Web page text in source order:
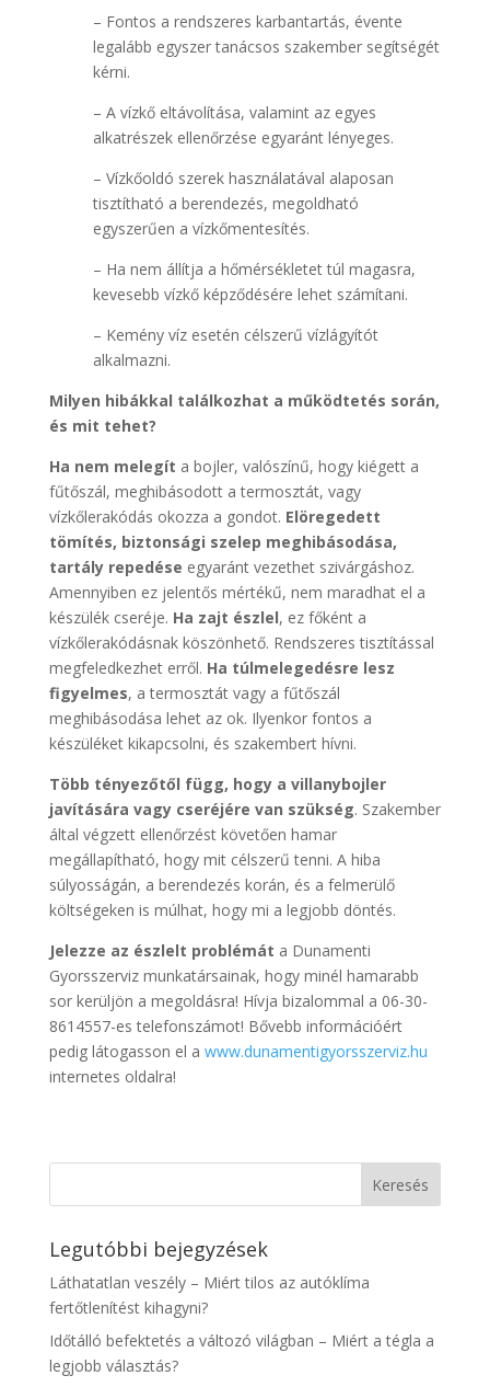
– Fontos a rendszeres karbantartás, évente
legalább egyszer tanácsos szakember segítségét
kérni.
– A vízkő eltávolítása, valamint az egyes
alkatrészek ellenőrzése egyaránt lényeges.
– Vízkőoldó szerek használatával alaposan
tisztítható a berendezés, megoldható
egyszerűen a vízkőmentesítés.
– Ha nem állítja a hőmérsékletet túl magasra,
kevesebb vízkő képződésére lehet számítani.
– Kemény víz esetén célszerű vízlágyítót
alkalmazni.
Milyen hibákkal találkozhat a működtetés során,
és mit tehet?
Ha nem melegít a bojler, valószínű, hogy kiégett a
fűtőszál, meghibásodott a termosztát, vagy
vízkőlerakódás okozza a gondot. Elöregedett
tömítés, biztonsági szelep meghibásodása,
tartály repedése egyaránt vezethet szivárgáshoz.
Amennyiben ez jelentős mértékű, nem maradhat el a
készülék cseréje. Ha zajt észlel, ez főként a
vízkőlerakódásnak köszönhető. Rendszeres tisztítással
megfeledkezhet erről. Ha túlmelegedésre lesz
figyelmes, a termosztát vagy a fűtőszál
meghibásodása lehet az ok. Ilyenkor fontos a
készüléket kikapcsolni, és szakembert hívni.
Több tényezőtől függ, hogy a villanybojler
javítására vagy cseréjére van szükség. Szakember
által végzett ellenőrzést követően hamar
megállapítható, hogy mit célszerű tenni. A hiba
súlyosságán, a berendezés korán, és a felmerülő
költségeken is múlhat, hogy mi a legjobb döntés.
Jelezze az észlelt problémát a Dunamenti
Gyorsszerviz munkatársainak, hogy minél hamarabb
sor kerüljön a megoldásra! Hívja bizalommal a 06-30-
8614557-es telefonszámot! Bővebb információért
pedig látogasson el a www.dunamentigyorsszerviz.hu
internetes oldalra!
Legutóbbi bejegyzések
Láthatatlan veszély – Miért tilos az autóklíma
fertőtlenítést kihagyni?
Időtálló befektetés a változó világban – Miért a tégla a
legjobb választás?